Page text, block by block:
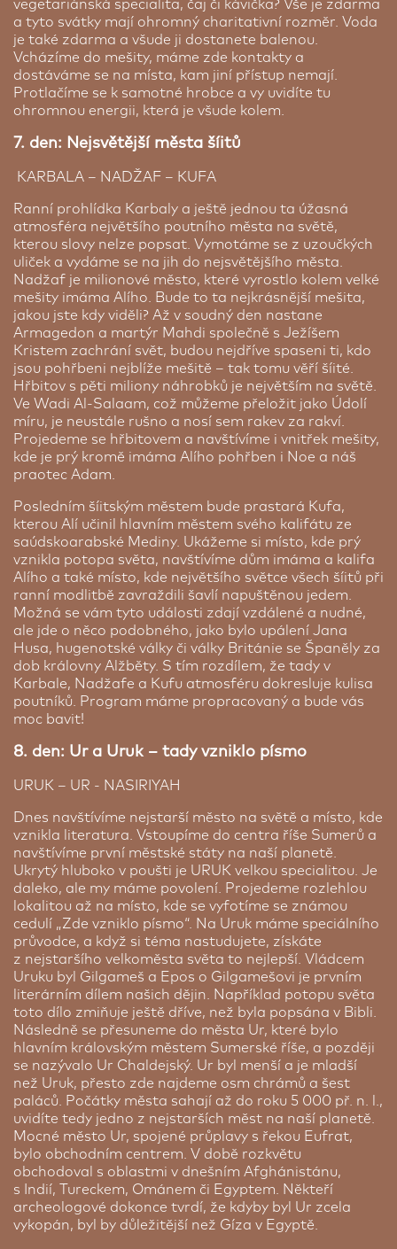
vegetariánská specialita, čaj či kávička? Vše je zdarma
a tyto svátky mají ohromný charitativní rozměr. Voda
je také zdarma a všude ji dostanete balenou.
Vcházíme do mešity, máme zde kontakty a
dostáváme se na místa, kam jiní přístup nemají.
Protlačíme se k samotné hrobce a vy uvidíte tu
ohromnou energii, která je všude kolem.
7. den: Nejsvětější města šíitů
KARBALA – NADŽAF – KUFA
Ranní prohlídka Karbaly a ještě jednou ta úžasná
atmosféra největšího poutního města na světě,
kterou slovy nelze popsat. Vymotáme se z uzoučkých
uliček a vydáme se na jih do nejsvětějšího města.
Nadžaf je milionové město, které vyrostlo kolem velké
mešity imáma Alího. Bude to ta nejkrásnější mešita,
jakou jste kdy viděli? Až v soudný den nastane
Armagedon a martýr Mahdi společně s Ježíšem
Kristem zachrání svět, budou nejdříve spaseni ti, kdo
jsou pohřbeni nejblíže mešitě – tak tomu věří šíité.
Hřbitov s pěti miliony náhrobků je největším na světě.
Ve Wadi Al-Salaam, což můžeme přeložit jako Údolí
míru, je neustále rušno a nosí sem rakev za rakví.
Projedeme se hřbitovem a navštívíme i vnitřek mešity,
kde je prý kromě imáma Alího pohřben i Noe a náš
praotec Adam.
Posledním šíitským městem bude prastará Kufa,
kterou Alí učinil hlavním městem svého kalifátu ze
saúdskoarabské Mediny. Ukážeme si místo, kde prý
vznikla potopa světa, navštívíme dům imáma a kalifa
Alího a také místo, kde největšího světce všech šíitů při
ranní modlitbě zavraždili šavlí napuštěnou jedem.
Možná se vám tyto události zdají vzdálené a nudné,
ale jde o něco podobného, jako bylo upálení Jana
Husa, hugenotské války či války Británie se Španěly za
dob královny Alžběty. S tím rozdílem, že tady v
Karbale, Nadžafe a Kufu atmosféru dokresluje kulisa
poutníků. Program máme propracovaný a bude vás
moc bavit!
8. den: Ur a Uruk – tady vzniklo písmo
URUK – UR - NASIRIYAH
Dnes navštívíme nejstarší město na světě a místo, kde
vznikla literatura. Vstoupíme do centra říše Sumerů a
navštívíme první městské státy na naší planetě.
Ukrytý hluboko v poušti je URUK velkou specialitou. Je
daleko, ale my máme povolení. Projedeme rozlehlou
lokalitou až na místo, kde se vyfotíme se známou
cedulí „Zde vzniklo písmo“. Na Uruk máme speciálního
průvodce, a když si téma nastudujete, získáte
z nejstaršího velkoměsta světa to nejlepší. Vládcem
Uruku byl Gilgameš a Epos o Gilgamešovi je prvním
literárním dílem našich dějin. Například potopu světa
toto dílo zmiňuje ještě dříve, než byla popsána v Bibli.
Následně se přesuneme do města Ur, které bylo
hlavním královským městem Sumerské říše, a později
se nazývalo Ur Chaldejský. Ur byl menší a je mladší
než Uruk, přesto zde najdeme osm chrámů a šest
paláců. Počátky města sahají až do roku 5 000 př. n. l.,
uvidíte tedy jedno z nejstarších měst na naší planetě.
Mocné město Ur, spojené průplavy s řekou Eufrat,
bylo obchodním centrem. V době rozkvětu
obchodoval s oblastmi v dnešním Afghánistánu,
s Indií, Tureckem, Ománem či Egyptem. Někteří
archeologové dokonce tvrdí, že kdyby byl Ur zcela
vykopán, byl by důležitější než Gíza v Egyptě.